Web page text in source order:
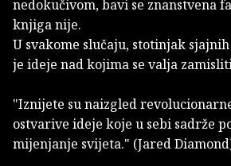
nedokučivom, bavi se znanstvena
knjiga nije.
U svakome slučaju, stotinjak
je ideje nad kojima se valja
"Iznijete su naizgled
ostvarive ideje koje u sebi sadrže
mijenjanje svijeta." (Jared